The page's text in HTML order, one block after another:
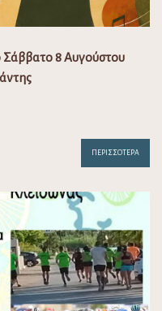
Σάββατο 8 Αυγούστου
ΠΕΡΙΣΣΌΤΕΡΑ